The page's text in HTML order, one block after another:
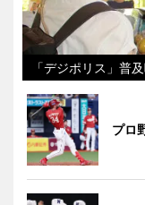
「デジポリス」普
プロ